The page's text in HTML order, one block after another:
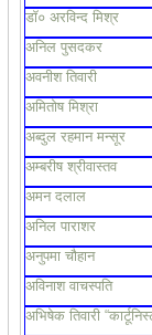
डॉ० अरविन्द मिश्र
अनिल पुसदकर
अवनीश तिवारी
अमितोष मिश्रा
अब्दुल रहमान मन्सूर
अम्बरीष श्रीवास्तव
अमन दलाल
अनिल पाराशर
अनुपमा चौहान
अविनाश वाचस्पति
अभिषेक तिवारी